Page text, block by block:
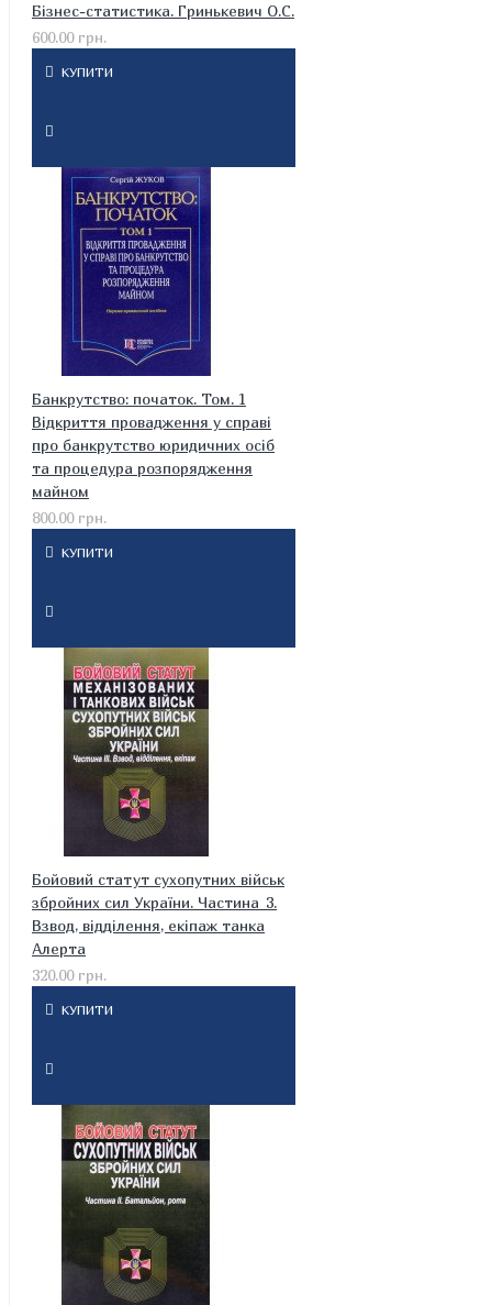
Бізнес-статистика. Гринькевич О.С.
600.00 грн.
КУПИТИ
Банкрутство: початок. Том. 1
Відкриття провадження у справі
про банкрутство юридичних осіб
та процедура розпорядження
майном
800.00 грн.
КУПИТИ
Бойовий статут сухопутних військ
збройних сил України. Частина 3.
Взвод, відділення, екіпаж танка
Алерта
320.00 грн.
КУПИТИ